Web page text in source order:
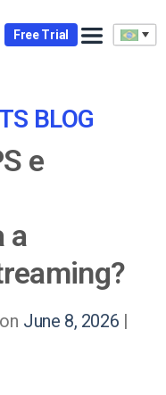
Free Trial
BLOG
e
a
June 8, 2026 |